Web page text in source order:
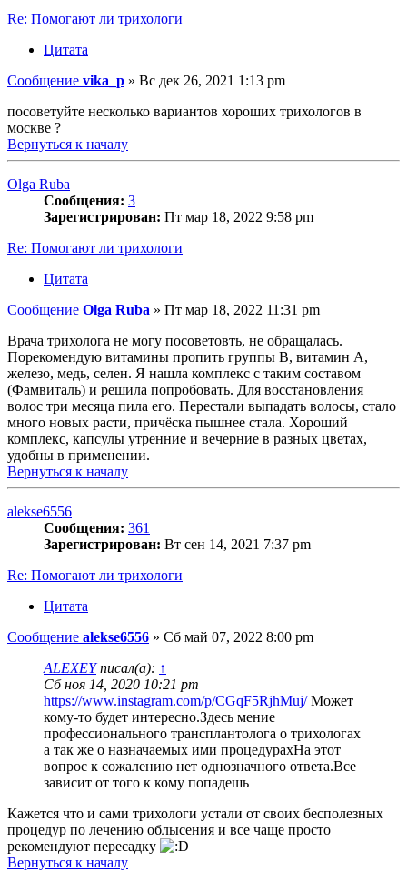
Re: Помогают ли трихологи
Цитата
Сообщение vika_p » Вс дек 26, 2021 1:13 pm
посоветуйте несколько вариантов хороших трихологов в
москве ?
Вернуться к началу
Olga Ruba
Сообщения: 3
Зарегистрирован: Пт мар 18, 2022 9:58 pm
Re: Помогают ли трихологи
Цитата
Сообщение Olga Ruba » Пт мар 18, 2022 11:31 pm
Врача трихолога не могу посоветовть, не обращалась.
Порекомендую витамины пропить группы В, витамин А,
железо, медь, селен. Я нашла комплекс с таким составом
(Фамвиталь) и решила попробовать. Для восстановления
волос три месяца пила его. Перестали выпадать волосы, стало
много новых расти, причёска пышнее стала. Хороший
комплекс, капсулы утренние и вечерние в разных цветах,
удобны в применении.
Вернуться к началу
alekse6556
Сообщения: 361
Зарегистрирован: Вт сен 14, 2021 7:37 pm
Re: Помогают ли трихологи
Цитата
Сообщение alekse6556 » Сб май 07, 2022 8:00 pm
ALEXEYписал(а): ↑
Сб ноя 14, 2020 10:21 pm
https://www.instagram.com/p/CGqF5RjhMuj/Может
кому-то будет интересно.Здесь мение
профессионального трансплантолога о трихологах
а так же о назначаемых ими процедурахНа этот
вопрос к сожалению нет однозначного ответа.Все
зависит от того к кому попадешь
Кажется что и сами трихологи устали от своих бесполезных
процедур по лечению облысения и все чаще просто
рекомендуют пересадку
Вернуться к началу